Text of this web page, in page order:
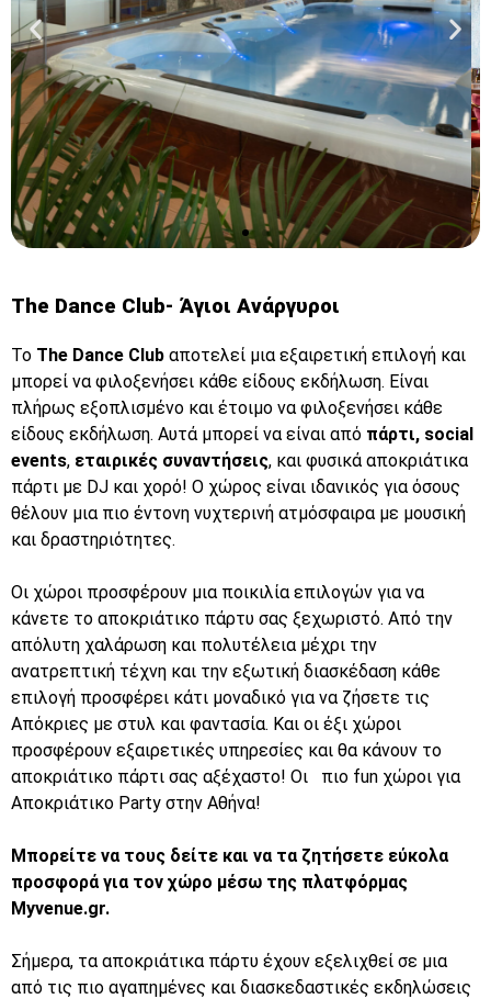
Revellers
Row
Click
Here
The Dance Club- Άγιοι Ανάργυροι
Το The Dance Club αποτελεί μια εξαιρετική επιλογή και
μπορεί να φιλοξενήσει κάθε είδους εκδήλωση. Είναι
πλήρως εξοπλισμένο και έτοιμο να φιλοξενήσει κάθε
είδους εκδήλωση. Αυτά μπορεί να είναι από πάρτι, social
events, εταιρικές συναντήσεις, και φυσικά αποκριάτικα
πάρτι με DJ και χορό! Ο χώρος είναι ιδανικός για όσους
θέλουν μια πιο έντονη νυχτερινή ατμόσφαιρα με μουσική
και δραστηριότητες.
Οι χώροι προσφέρουν μια ποικιλία επιλογών για να
κάνετε το αποκριάτικο πάρτυ σας ξεχωριστό. Από την
απόλυτη χαλάρωση και πολυτέλεια μέχρι την
ανατρεπτική τέχνη και την εξωτική διασκέδαση κάθε
επιλογή προσφέρει κάτι μοναδικό για να ζήσετε τις
Απόκριες με στυλ και φαντασία. Και οι έξι χώροι
προσφέρουν εξαιρετικές υπηρεσίες και θα κάνουν το
αποκριάτικο πάρτι σας αξέχαστο! Οι πιο fun χώροι για
Αποκριάτικο Party στην Αθήνα!
Μπορείτε να τους δείτε και να τα ζητήσετε εύκολα
προσφορά για τον χώρο μέσω της πλατφόρμας
Myvenue.gr.
Σήμερα, τα αποκριάτικα πάρτυ έχουν εξελιχθεί σε μια
από τις πιο αγαπημένες και διασκεδαστικές εκδηλώσεις